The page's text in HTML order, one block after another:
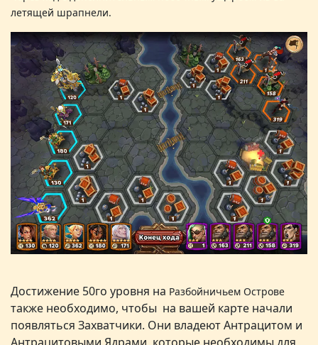
летящей шрапнели.
Достижение 50го уровня на Разбойничьем Острове
также необходимо, чтобы на вашей карте начали
появляться Захватчики. Они владеют Антрацитом и